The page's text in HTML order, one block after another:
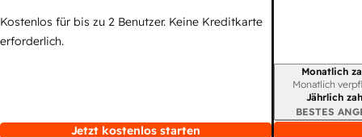
Kostenlos für bis zu 2 Benutzer. Keine Kreditkarte
erforderlich.
Jetzt kostenlos starten
Monatlich
Monatlich
Jährlich
BESTES